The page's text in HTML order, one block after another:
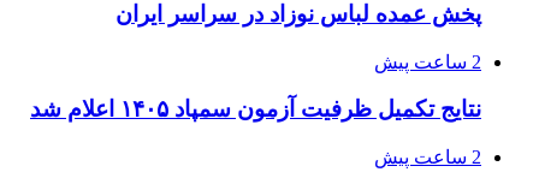
پخش عمده لباس نوزاد در سراسر ایران
2 ساعت پیش
نتایج تکمیل ظرفیت آزمون سمپاد ۱۴۰۵ اعلام شد
2 ساعت پیش